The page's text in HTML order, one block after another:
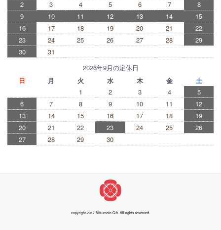
2
3 4 5 6 7
8
9
10 11 12 13 14
15
16
17 18 19 20 21
22
23
24 25 26 27 28
29
30
31
2026年9月の定休日
日
月 火 水 木 金
土
1
2 3 4
5
6
7 8 9 10 11
12
13
14 15 16 17 18
19
20
21 22 23 24 25
26
27
28 29 30
copyright 2017 Mtsumoto Gift. All rights reserved.